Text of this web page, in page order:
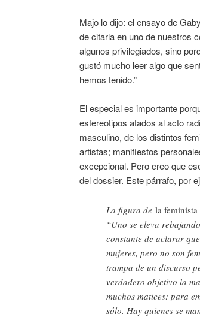
Majo lo dijo: el ensayo de
de citarla en uno de nuestros
algunos privilegiados, sino
gustó mucho leer algo que
hemos tenido.”
El especial es importante
estereotipos atados al acto
masculino, de los distintos
artistas; manifiestos
excepcional. Pero creo que
del dossier. Este párrafo, por
La figura de la feminista
“Uno se eleva
constante de aclarar
mujeres, pero no son
trampa de un discurso
verdadero objetivo la
muchos matices: para
sólo. Hay quienes se